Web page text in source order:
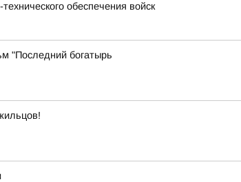
обеспечения войск
"Последний богатырь